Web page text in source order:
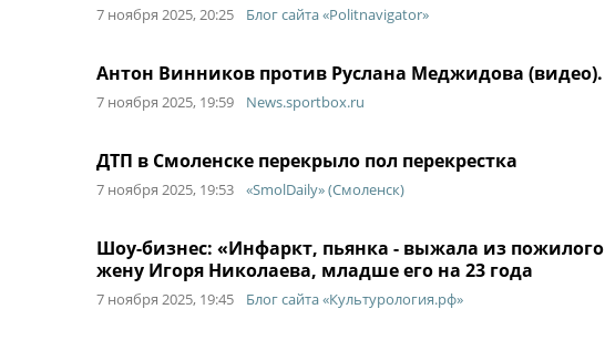
7 ноября 2025, 20:25 Блог сайта «Politnavigator»
Антон Винников против Руслана Меджидова
7 ноября 2025, 19:59 News.sportbox.ru
ДТП в Смоленске перекрыло пол перекрестка
7 ноября 2025, 19:53 «SmolDaily» (Смоленск)
Шоу-бизнес: «Инфаркт, пьянка - выжала из
жену Игоря Николаева, младше его на 23 года
7 ноября 2025, 19:45 Блог сайта «Культурология.рф»